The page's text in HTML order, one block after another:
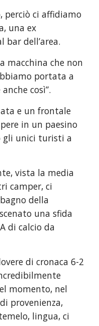
perciò ci affidiamo
una ex
bar dell’area.
macchina che non
portata a
così”.
e un frontale
in un paesino
gli unici turisti a
vista la media
camper, ci
della
una sfida
di calcio da
di cronaca 6-2
momento, nel
provenienza,
lingua, ci